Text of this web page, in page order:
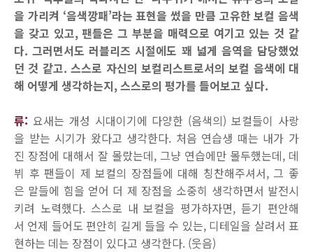
을 가리켜 ‘음색깡패’라는 표현을 썼을 만큼 고유한 보컬 음색
을 갖고 있고, 팬들은 그 부분을 매력으로 여기고 있는 것 같
다. 그러면서도 러블리즈 시절에도 꽤 넓게 음역을 담당했었
던 것 같고. 스스로 자신의 보컬리스트로서의 보컬 음색에 대
해 어떻게 생각하는지, 스스로의 평가를 들어보고 싶다.
류: 요새는 개성 시대이기에 다양한 (음색의) 보컬들이 사랑
을 받는 시기가 왔다고 생각한다. 처음 연습생 때는 내가 가
진 장점에 대해서 잘 몰랐는데, 그냥 연습에만 몰두했는데, 데
뷔 후 팬들이 제 보컬의 장점들에 대해 칭찬해주셔서, 그 좋
은 말들에 힘을 얻어 더 제 장점을 소중히 생각하면서 발전시
키려 노력했다. 스스로 내 보컬을 평가하자면, 듣기 편안해
서 언제 들어도 편안히 길게 들을 수 있는, 디테일을 살려서 표
현하는 데는 장점이 있다고 생각한다. (웃음)